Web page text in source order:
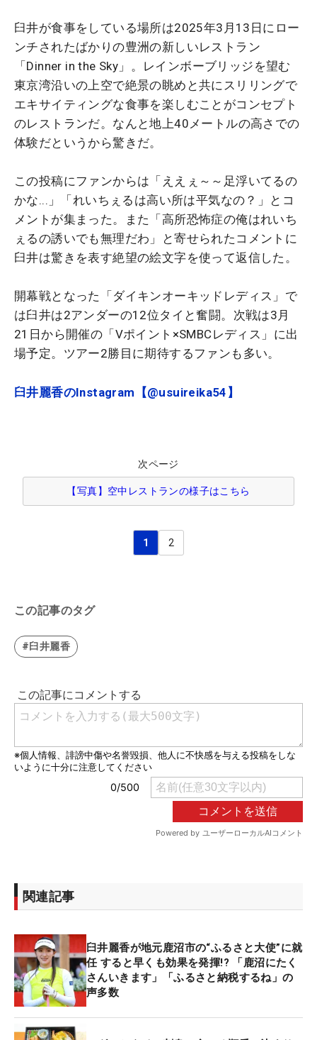
臼井が食事をしている場所は2025年3月13日にロー
ンチされたばかりの豊洲の新しいレストラン
「Dinner in the Sky」。レインボーブリッジを望む
東京湾沿いの上空で絶景の眺めと共にスリリングで
エキサイティングな食事を楽しむことがコンセプト
のレストランだ。なんと地上40メートルの高さでの
体験だというから驚きだ。
この投稿にファンからは「ええぇ～～足浮いてるの
かな...」「れいちぇるは高い所は平気なの？」とコ
メントが集まった。また「高所恐怖症の俺はれいち
ぇるの誘いでも無理だわ」と寄せられたコメントに
臼井は驚きを表す絶望の絵文字を使って返信した。
開幕戦となった「ダイキンオーキッドレディス」で
は臼井は2アンダーの12位タイと奮闘。次戦は3月
21日から開催の「Vポイント×SMBCレディス」に出
場予定。ツアー2勝目に期待するファンも多い。
臼井麗香のInstagram【@usuireika54】
次ページ
【写真】空中レストランの様子はこちら
1 2
この記事のタグ
#臼井麗香
関連記事
臼井麗香が地元鹿沼市の“ふるさと大使”に就
任 すると早くも効果を発揮!? 「鹿沼にたく
さんいきます」「ふるさと納税するね」の
声多数